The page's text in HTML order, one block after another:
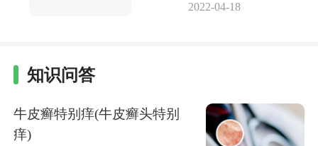
2022-04-18
知识问答
牛皮癣特别痒(牛皮癣头特别
痒)